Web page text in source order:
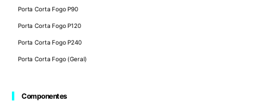
Porta Corta Fogo P90
Porta Corta Fogo P120
Porta Corta Fogo P240
Porta Corta Fogo (Geral)
Componentes